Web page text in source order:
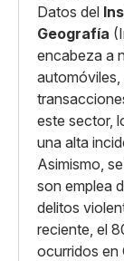
Datos del
Geografía
encabeza a
este sector,
una alta
Asimismo,
son emplea
delitos
reciente, el
ocurridos en